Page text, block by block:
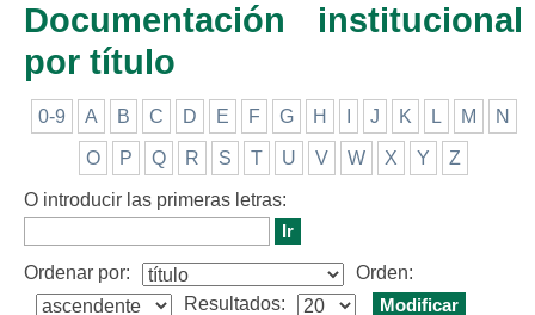
Documentación institucional
por título
0-9 A B C D E F G H J K L M N
O P Q R S T U V W X Y Z
O introducir las primeras letras:
Ordenar por:
Orden:
Resultados: